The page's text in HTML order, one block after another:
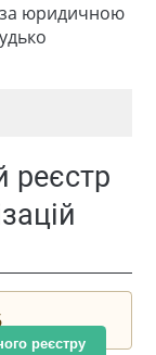
за юридичною
реєстр
реєстру